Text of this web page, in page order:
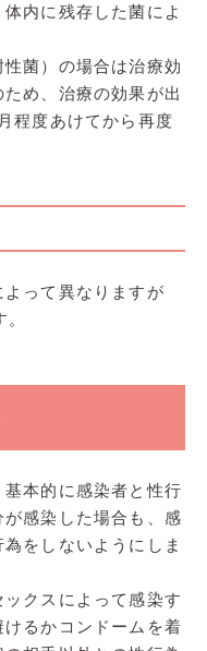
内に残存した菌によ
菌）の場合は治療効
め、治療の効果が出
程度あけてから再度
って異なりますが
本的に感染者と性行
感染した場合も、感
をしないようにしま
クスによって感染す
るかコンドームを着